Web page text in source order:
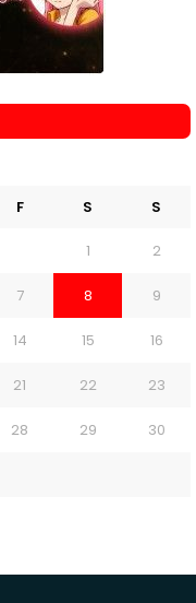
F S S
1 2
7 8 9
14 15 16
21 22 23
28 29 30